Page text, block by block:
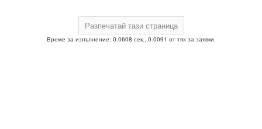
Време за изпълнение: 0.0608 сек., 0.0091 от тях за заявки.